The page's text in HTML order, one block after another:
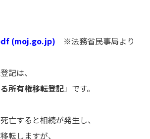
(moj.go.jp) ※法務省民事局より
記は、
所有権移転登記」です。
亡すると相続が発生し、
転しますが、